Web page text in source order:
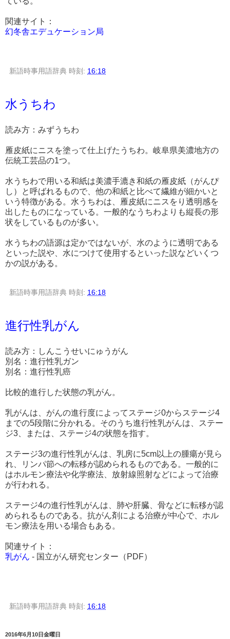
関連サイト：
幻冬舎エデュケーション局
新語時事用語辞典 時刻: 16:18
水うちわ
読み方：みずうちわ
雁皮紙にニスを塗って仕上げたうちわ。岐阜県美濃地方の
伝統工芸品の1つ。
水うちわで用いる和紙は美濃手漉き和紙の雁皮紙（がんぴ
し）と呼ばれるもので、他の和紙と比べて繊維が細かいと
いう特徴がある。水うちわは、雁皮紙にニスをり透明感を
出したものになっている。一般的なうちわよりも縦長の形
状をしているものが多い。
水うちわの語源は定かではないが、水のように透明である
といった説や、水につけて使用するといった説などいくつ
かの説がある。
新語時事用語辞典 時刻: 16:18
進行性乳がん
読み方：しんこうせいにゅうがん
別名：進行性乳ガン
別名：進行性乳癌
比較的進行した状態の乳がん。
乳がんは、がんの進行度によってステージ0からステージ4
までの5段階に分かれる。そのうち進行性乳がんは、ステー
ジ3、または、ステージ4の状態を指す。
ステージ3の進行性乳がんは、乳房に5cm以上の腫瘍が見ら
れ、リンパ節への転移が認められるものである。一般的に
はホルモン療法や化学療法、放射線照射などによって治療
が行われる。
ステージ4の進行性乳がんは、肺や肝臓、骨などに転移が認
められるものである。抗がん剤による治療が中心で、ホル
モン療法を用いる場合もある。
関連サイト：
乳がん - 国立がん研究センター（PDF）
新語時事用語辞典 時刻: 16:18
2016年6月10日金曜日